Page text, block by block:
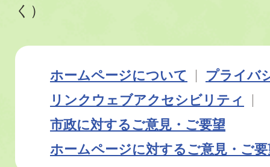
く）
ホームページについて
プライバ
リンク ウェブアクセシビリティ
市政に対するご意見・ご要望
ホームページに対するご意見・ご